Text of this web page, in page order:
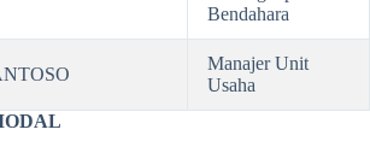
Bendahara
Manajer Unit
Usaha